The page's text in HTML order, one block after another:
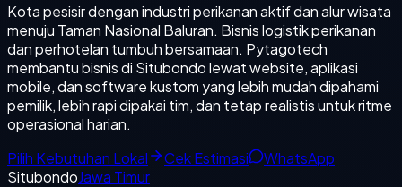
Kota pesisir dengan industri perikanan aktif dan alur wisata
menuju Taman Nasional Baluran. Bisnis logistik perikanan
dan perhotelan tumbuh bersamaan. Pytagotech
membantu bisnis di Situbondo lewat website, aplikasi
mobile, dan software kustom yang lebih mudah dipahami
pemilik, lebih rapi dipakai tim, dan tetap realistis untuk ritme
operasional harian.
Pilih Kebutuhan Lokal
Cek Estimasi
WhatsApp
SitubondoJawa Timur